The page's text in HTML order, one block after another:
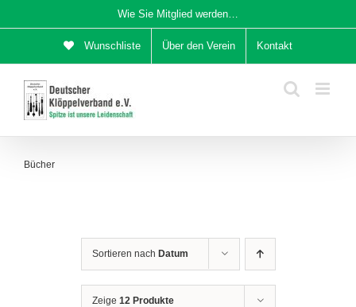
Inhalt
Wie Sie Mitglied werden…
Wunschliste Über den Verein Kontakt
Bücher
Sortieren nach Datum
Zeige 12 Produkte